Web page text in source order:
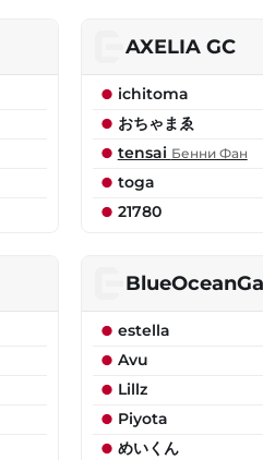
AXELIA GC
ichitoma
おちゃまゑ
tensai Бенни Фан
toga
21780
estella
Avu
Lillz
Piyota
めいくん